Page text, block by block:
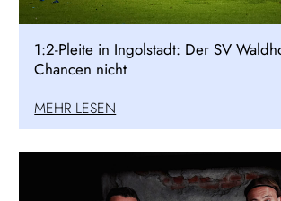
1:2-Pleite in Ingolstadt: Der SV
Chancen nicht
MEHR LESEN